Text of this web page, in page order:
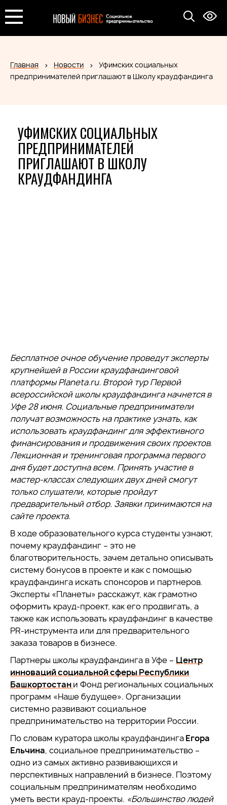
Главная Новости
Уфимских социальных
предпринимателей приглашают в Школу краудфандинга
УФИМСКИХ СОЦИАЛЬНЫХ
ПРЕДПРИНИМАТЕЛЕЙ
ПРИГЛАШАЮТ В ШКОЛУ
КРАУДФАНДИНГА
Бесплатное очное обучение проведут эксперты
крупнейшей в России краудфандинговой
платформы Planeta.ru. Второй тур Первой
всероссийской школы краудфандинга начнется в
Уфе 28 июня. Социальные предприниматели
получат возможность на практике узнать, как
использовать краудфандинг для эффективного
финансирования и продвижения своих проектов.
Лекционная и тренинговая программа первого
дня будет доступна всем. Принять участие в
мастер-классах следующих двух дней смогут
только слушатели, которые пройдут
предварительный отбор. Заявки принимаются на
сайте проекта.
В ходе образовательного курса студенты узнают,
почему краудфандинг – это не
благотворительность, зачем детально описывать
систему бонусов в проекте и как с помощью
краудфандинга искать спонсоров и партнеров.
Эксперты «Планеты» расскажут, как грамотно
оформить крауд-проект, как его продвигать, а
также как использовать краудфандинг в качестве
PR-инструмента или для предварительного
заказа товаров в бизнесе.
Партнеры школы краудфандинга в Уфе – Центр
инноваций социальной сферы Республики
Башкортостани Фонд региональных социальных
программ «Наше будущее». Организации
системно развивают социальное
предпринимательство на территории России.
По словам куратора школы краудфандингаЕгора
Ельчина, социальное предпринимательство –
одно из самых активно развивающихся и
перспективных направлений в бизнесе. Поэтому
социальным предпринимателям необходимо
уметь вести крауд-проекты. «Большинство людей